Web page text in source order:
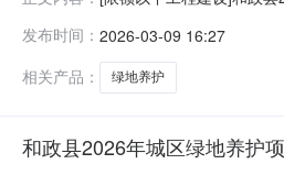
绿化服务中心是否允许多
发布时间： 2026-03-09 16:27
相关产品：
绿地养护
和政县2026年城区绿地养护